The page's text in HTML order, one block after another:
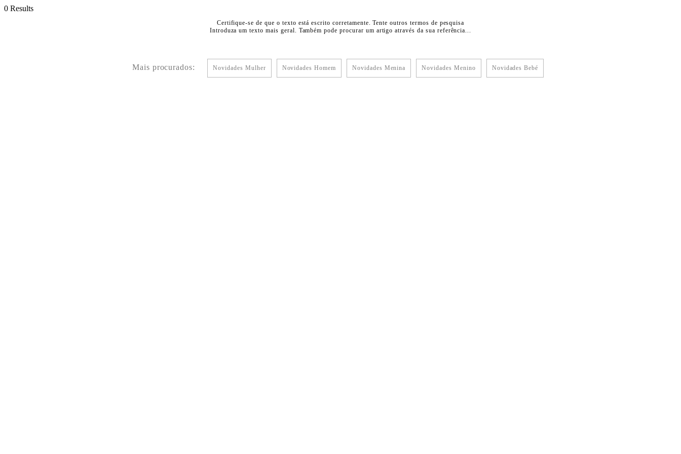
0 Results
Certifique-se de que o texto está escrito corretamente. Tente outros termos de pesquisa
Introduza um texto mais geral. Também pode procurar um artigo através da sua referência...
Mais procurados: Novidades Mulher Novidades Homem Novidades Menina Novidades Menino Novidades Bebé